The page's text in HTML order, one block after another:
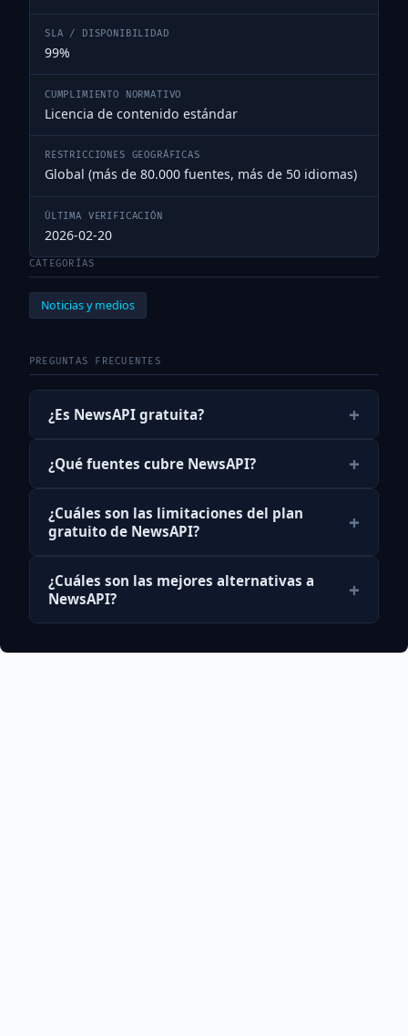
SLA / DISPONIBILIDAD
99%
CUMPLIMIENTO NORMATIVO
Licencia de contenido estándar
RESTRICCIONES GEOGRÁFICAS
Global (más de 80.000 fuentes, más de 50 idiomas)
ÚLTIMA VERIFICACIÓN
2026-02-20
CATEGORÍAS
Noticias y medios
PREGUNTAS FRECUENTES
¿Es NewsAPI gratuita? +
¿Qué fuentes cubre NewsAPI? +
¿Cuáles son las limitaciones del plan
gratuito de NewsAPI?
+
¿Cuáles son las mejores alternativas a
NewsAPI?
+